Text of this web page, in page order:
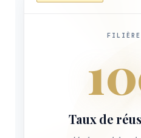
FILIÈRE
Taux de